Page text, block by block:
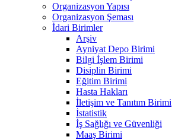
Organizasyon Yapısı
Organizasyon Şeması
İdari Birimler
Arşiv
Ayniyat Depo Birimi
Bilgi İşlem Birimi
Disiplin Birimi
Eğitim Birimi
Hasta Hakları
İletişim ve Tanıtım Birimi
İstatistik
İş Sağlığı ve Güvenliği
Maaş Birimi